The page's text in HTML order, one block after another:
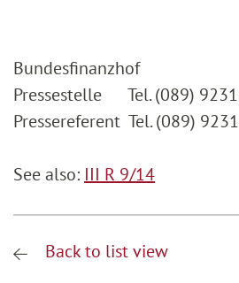
Bundesfinanzhof
Pressestelle Tel. (089)
Pressereferent Tel. (089)
See also: III R 9/14
Back to list view